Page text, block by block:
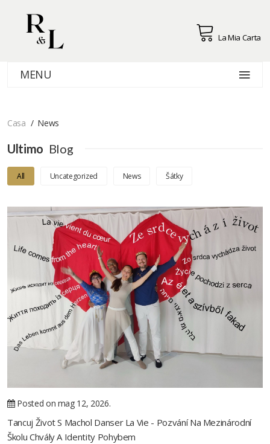
La Mia Carta
MENU
Casa News
Ultimo Blog
All Uncategorized News Šátky
Posted on mag 12, 2026.
Tancuj Život S Machol Danser La Vie - Pozvání Na Mezinárodní
Školu Chvály A Identity Pohybem